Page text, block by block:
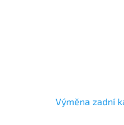
Výměna zadní